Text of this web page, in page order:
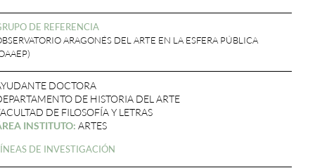
DE REFERENCIA
ARAGONÉS DEL ARTE EN LA ESFERA PÚBLICA
DOCTORA
DE HISTORIA DEL ARTE
DE FILOSOFÍA Y LETRAS
INSTITUTO: ARTES
DE INVESTIGACIÓN